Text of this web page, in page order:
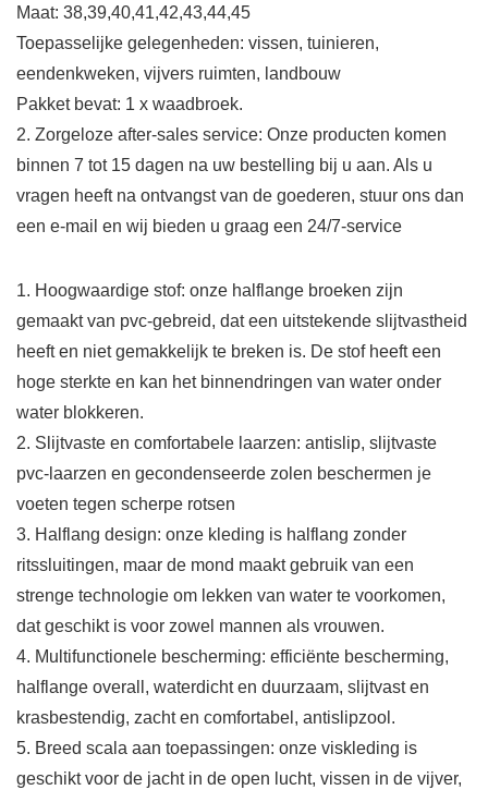
Maat: 38,39,40,41,42,43,44,45
Toepasselijke gelegenheden: vissen, tuinieren,
eendenkweken, vijvers ruimten, landbouw
Pakket bevat: 1 x waadbroek.
2. Zorgeloze after-sales service: Onze producten komen
binnen 7 tot 15 dagen na uw bestelling bij u aan. Als u
vragen heeft na ontvangst van de goederen, stuur ons dan
een e-mail en wij bieden u graag een 24/7-service
1. Hoogwaardige stof: onze halflange broeken zijn
gemaakt van pvc-gebreid, dat een uitstekende slijtvastheid
heeft en niet gemakkelijk te breken is. De stof heeft een
hoge sterkte en kan het binnendringen van water onder
water blokkeren.
2. Slijtvaste en comfortabele laarzen: antislip, slijtvaste
pvc-laarzen en gecondenseerde zolen beschermen je
voeten tegen scherpe rotsen
3. Halflang design: onze kleding is halflang zonder
ritssluitingen, maar de mond maakt gebruik van een
strenge technologie om lekken van water te voorkomen,
dat geschikt is voor zowel mannen als vrouwen.
4. Multifunctionele bescherming: efficiënte bescherming,
halflange overall, waterdicht en duurzaam, slijtvast en
krasbestendig, zacht en comfortabel, antislipzool.
5. Breed scala aan toepassingen: onze viskleding is
geschikt voor de jacht in de open lucht, vissen in de vijver,